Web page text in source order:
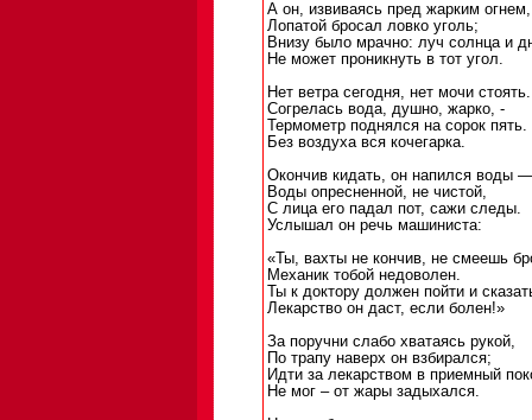
А он, извиваясь пред жарким огнем,
Лопатой бросал ловко уголь;
Внизу было мрачно: луч солнца и
Не может проникнуть в тот угол.
Нет ветра сегодня, нет мочи стоять.
Согрелась вода, душно, жарко, -
Термометр поднялся на сорок пять.
Без воздуха вся кочегарка.
Окончив кидать, он напился воды —
Воды опресненной, не чистой,
С лица его падал пот, сажи следы.
Услышал он речь машиниста:
«Ты, вахты не кончив, не смеешь
Механик тобой недоволен.
Ты к доктору должен пойти и
Лекарство он даст, если болен!»
За поручни слабо хватаясь рукой,
По трапу наверх он взбирался;
Идти за лекарством в приемный
Не мог – от жары задыхался.